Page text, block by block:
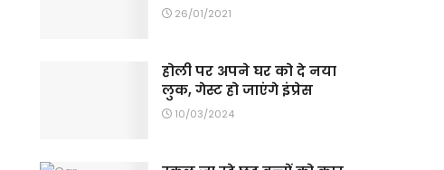
26/01/2021
होली पर अपने घर को दे नया
लुक, गेस्ट हो जाएंगे इंप्रेस
10/03/2024